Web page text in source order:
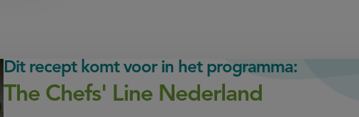
Dit recept komt voor in het programma:
The Chefs' Line Nederland